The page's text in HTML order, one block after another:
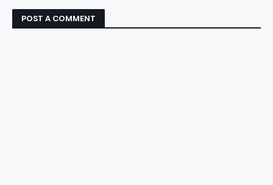
POST A COMMENT